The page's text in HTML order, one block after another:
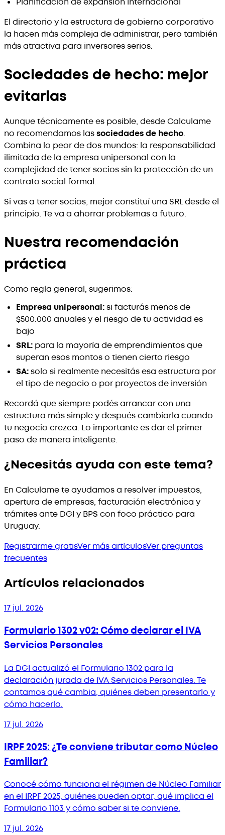
El directorio y la estructura de gobierno corporativo
la hacen más compleja de administrar, pero también
más atractiva para inversores serios.
Sociedades de hecho: mejor
evitarlas
Aunque técnicamente es posible, desde Calculame
no recomendamos lassociedades de hecho.
Combina lo peor de dos mundos: la responsabilidad
ilimitada de la empresa unipersonal con la
complejidad de tener socios sin la protección de un
contrato social formal.
Si vas a tener socios, mejor constituí una SRL desde el
principio. Te va a ahorrar problemas a futuro.
Nuestra recomendación
práctica
Como regla general, sugerimos:
Empresa unipersonal:si facturás menos de
$500.000 anuales y el riesgo de tu actividad es
bajo
SRL: para la mayoría de emprendimientos que
superan esos montos o tienen cierto riesgo
SA:solo si realmente necesitás esa estructura por
el tipo de negocio o por proyectos de inversión
Recordá que siempre podés arrancar con una
estructura más simple y después cambiarla cuando
tu negocio crezca. Lo importante es dar el primer
paso de manera inteligente.
¿Necesitás ayuda con este tema?
En Calculame te ayudamos a resolver impuestos,
apertura de empresas, facturación electrónica y
trámites ante DGI y BPS con foco práctico para
Uruguay.
Registrarme gratisVer más artículosVer preguntas
frecuentes
Artículos relacionados
17 jul. 2026
Formulario 1302 v02: Cómo declarar el IVA
Servicios Personales
La DGI actualizó el Formulario 1302 para la
declaración jurada de IVA Servicios Personales. Te
contamos qué cambia, quiénes deben presentarlo y
cómo hacerlo.
17 jul. 2026
IRPF 2025: ¿Te conviene tributar como Núcleo
Familiar?
Conocé cómo funciona el régimen de Núcleo Familiar
en el IRPF 2025, quiénes pueden optar, qué implica el
Formulario 1103 y cómo saber si te conviene.
17 jul. 2026